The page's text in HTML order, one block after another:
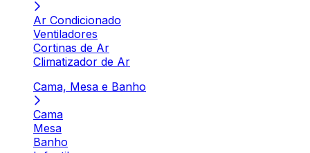
Ar Condicionado
Ventiladores
Cortinas de Ar
Climatizador de Ar
Cama, Mesa e Banho
Cama
Mesa
Banho